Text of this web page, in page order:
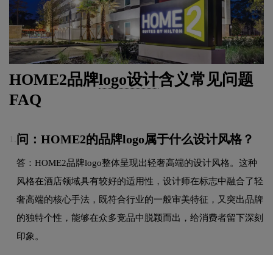
HOME2品牌logo设计含义常见问题
FAQ
问：HOME2的品牌logo属于什么设计风格？
答：HOME2品牌logo整体呈现出轻奢高端的设计风格。这种
风格在酒店领域具有较好的适用性，设计师在标志中融合了轻
奢高端的核心手法，既符合行业的一般审美特征，又突出品牌
的独特个性，能够在众多竞品中脱颖而出，给消费者留下深刻
印象。